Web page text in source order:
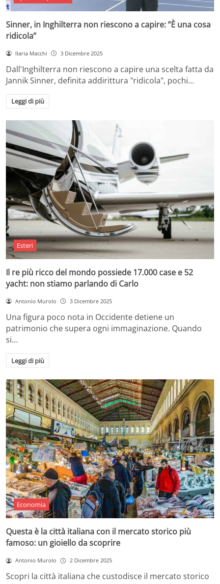
Sinner, in Inghilterra non riescono a capire: ”È una cosa
ridicola”
Ilaria Macchi 3 Dicembre 2025
Dall'Inghilterra non riescono a capire una scelta fatta da
Jannik Sinner, definita addirittura "ridicola", pochi…
Leggi di più
Esteri
Il re più ricco del mondo possiede 17.000 case e 52
yacht: non stiamo parlando di Carlo
Antonio Murolo 3 Dicembre 2025
Una figura poco nota in Occidente detiene un
patrimonio che supera ogni immaginazione. Quando
si…
Leggi di più
Economia
Questa è la città italiana con il mercato storico più
famoso: un gioiello da scoprire
Antonio Murolo 2 Dicembre 2025
Scopri la città italiana che custodisce il mercato storico